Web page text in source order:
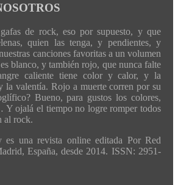
de rock, eso por supuesto, y que
quien las tenga, y pendientes, y
canciones favoritas a un volumen
blanco, y también rojo, que nunca falte
caliente tiene color y calor, y la
la valentía. Rojo a muerte corren por su
Bueno, para gustos los colores,
ojalá el tiempo no logre romper todos
al rock.
una revista online editada Por Red
España, desde 2014. ISSN: 2951-